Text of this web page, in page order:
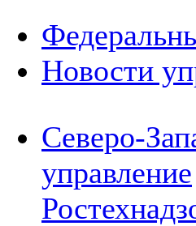
Новости
Северо-
управление